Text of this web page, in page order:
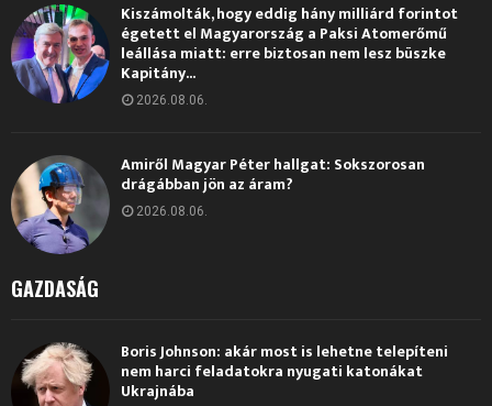
Kiszámolták, hogy eddig hány milliárd forintot
égetett el Magyarország a Paksi Atomerőmű
leállása miatt: erre biztosan nem lesz büszke
Kapitány...
2026.08.06.
Amiről Magyar Péter hallgat: Sokszorosan
drágábban jön az áram?
2026.08.06.
GAZDASÁG
Boris Johnson: akár most is lehetne telepíteni
nem harci feladatokra nyugati katonákat
Ukrajnába